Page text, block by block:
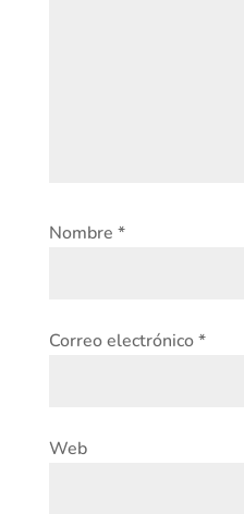
Nombre *
Correo electrónico*
Web